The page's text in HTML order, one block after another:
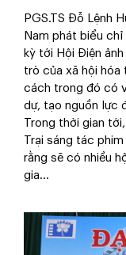
PGS.TS Đỗ Lệnh
Nam phát biểu
kỳ tới Hội Điện
trò của xã hội hóa
cách trong đó có
dự, tạo nguồn lực
Trong thời gian
Trại sáng tác
rằng sẽ có nhiều
gia...